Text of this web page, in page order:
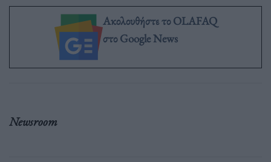
Ακολουθήστε το OLAFAQ
στο Google News
Newsroom